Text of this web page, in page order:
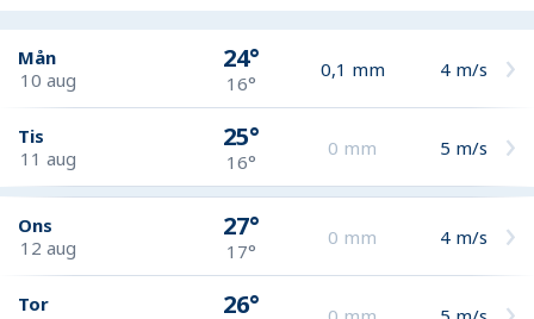
Mån
10 aug
24°
16°
0,1 mm 4 m/s
Tis
11 aug
25°
16°
0 mm 5 m/s
Ons
12 aug
27°
17°
0 mm 4 m/s
Tor
26°